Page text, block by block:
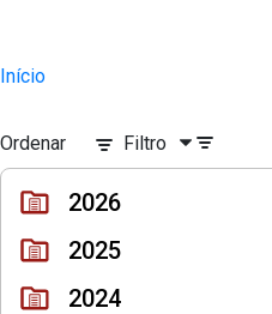
Início
Ordenar Filtro
2026
2025
2024